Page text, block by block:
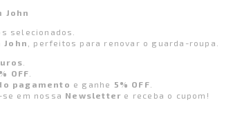
John
selecionados.
John
, perfeitos para renovar o guarda-roupa.
OFF
pagamento e ganhe 5% OFF
em nossa Newsletter e receba o cupom!